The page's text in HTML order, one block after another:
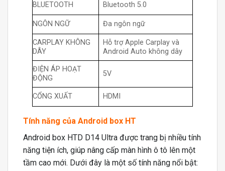
BLUETOOTH Bluetooth 5.0
NGÔN NGỮ Đa ngôn ngữ
CARPLAY KHÔNG
DÂY
Hỗ trợ Apple Carplay và
Android Auto không dây
ĐIỆN ÁP HOẠT
ĐỘNG
5V
CỔNG XUẤT HDMI
Tính năng của Android box HT
Android box HTD D14 Ultra được trang bị nhiều tính
năng tiện ích, giúp nâng cấp màn hình ô tô lên một
tầm cao mới. Dưới đây là một số tính năng nổi bật: